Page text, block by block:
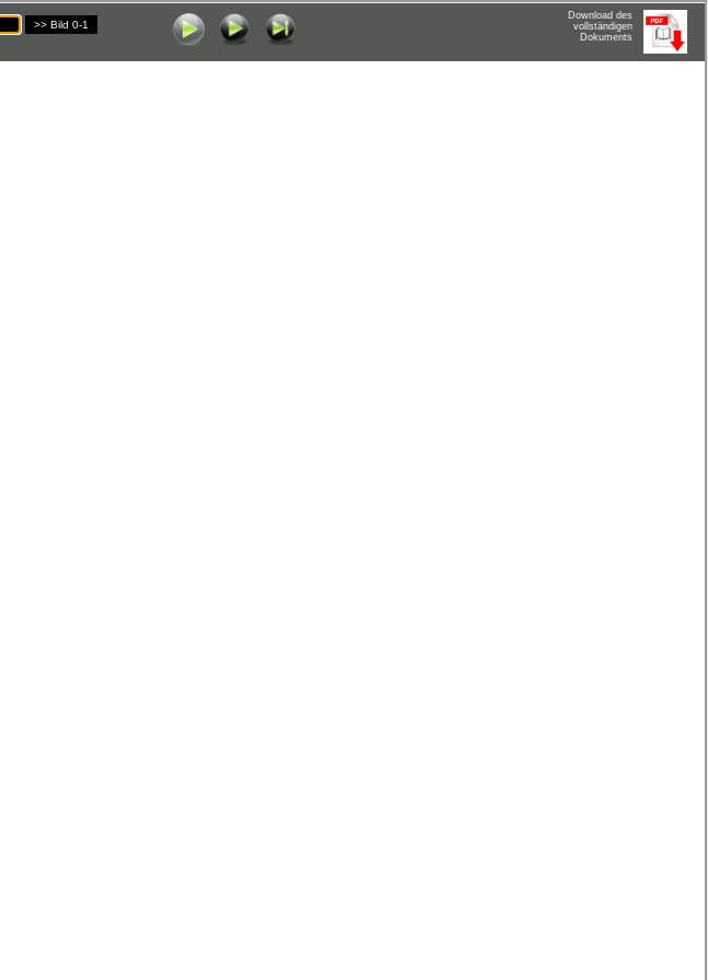
Download des
vollständigen
Dokuments